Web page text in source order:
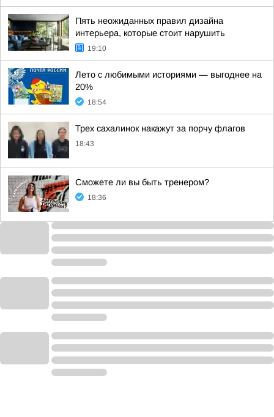
Пять неожиданных правил дизайна
интерьера, которые стоит нарушить
19:10
Лето с любимыми историями — выгоднее на
20%
18:54
Трех сахалинок накажут за порчу флагов
18:43
Сможете ли вы быть тренером?
18:36